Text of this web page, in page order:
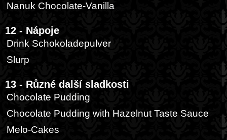
Nanuk Chocolate-Vanilla
12 - Nápoje
Drink Schokoladepulver
Slurp
13 - Různé další sladkosti
Chocolate Pudding
Chocolate Pudding with Hazelnut Taste Sauce
Melo-Cakes